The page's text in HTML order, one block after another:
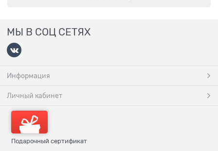
МЫ В СОЦ СЕТЯХ
Информация
Личный кабинет
Подарочный сертификат